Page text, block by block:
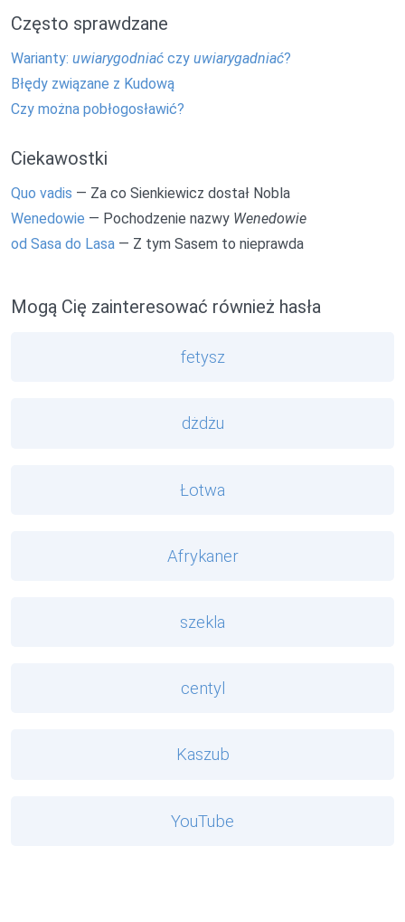
Często sprawdzane
Warianty: uwiarygodniać czy uwiarygadniać?
Błędy związane z Kudową
Czy można pobłogosławić?
Ciekawostki
Quo vadis — Za co Sienkiewicz dostał Nobla
Wenedowie — Pochodzenie nazwy Wenedowie
od Sasa do Lasa — Z tym Sasem to nieprawda
Mogą Cię zainteresować również hasła
fetysz
dżdżu
Łotwa
Afrykaner
szekla
centyl
Kaszub
YouTube